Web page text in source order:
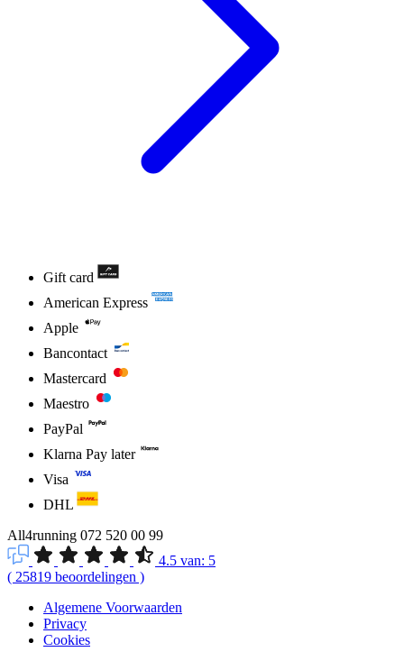
Gift card
American Express
Apple
Bancontact
Mastercard
Maestro
PayPal
Klarna Pay later
Visa
DHL
All4running 072 520 00 99
4.5 van: 5
( 25819 beoordelingen )
Algemene Voorwaarden
Privacy
Cookies